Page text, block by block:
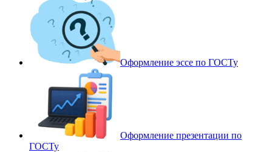
Оформление эссе по ГОСТу
Оформление презентации по
ГОСТу